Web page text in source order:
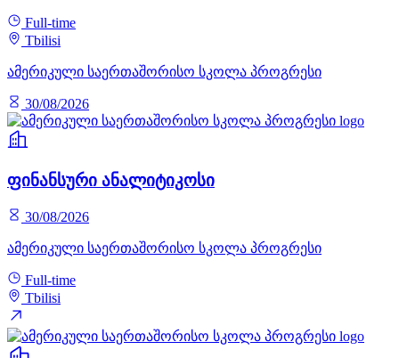
Full-time
Tbilisi
ამერიკული საერთაშორისო სკოლა პროგრესი
30/08/2026
ფინანსური ანალიტიკოსი
30/08/2026
ამერიკული საერთაშორისო სკოლა პროგრესი
Full-time
Tbilisi